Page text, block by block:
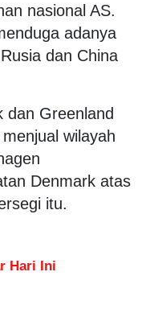
nasional AS.
adanya
dan China
dan Greenland
wilayah
Denmark atas
itu.
Hari Ini